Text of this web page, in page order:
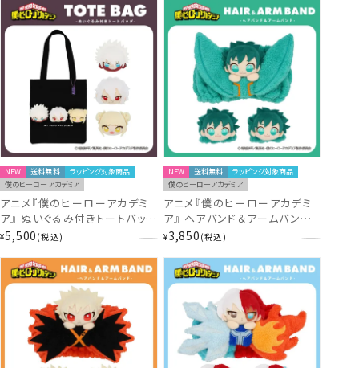
NEW 送料無料
ラッピング対象商品
僕のヒーローアカデミア
アニメ『僕のヒーローアカデミ
ア』 ぬいぐるみ付きトートバッグ
＜ 死柄木弔・荼毘・トガヒミコ
¥5,500 税込
NEW 送料無料
ラッピング対象商品
僕のヒーローアカデミア
アニメ『僕のヒーローアカデミ
ア』 ヘアバンド＆アームバンド
＜ 緑谷出久 ＞ MH30491 ヒロ
¥3,850 税込